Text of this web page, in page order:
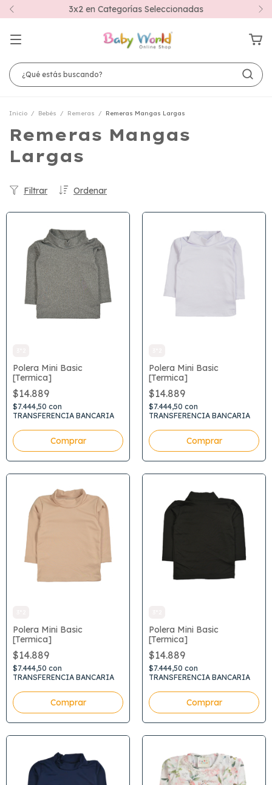
3x2 en Categorías Seleccionadas
Inicio / Bebés / Remeras / Remeras Mangas Largas
Remeras Mangas
Largas
Ordenar
Filtrar
Polera Mini Basic
[Termica]
$14.889
$7.444,50 con
TRANSFERENCIA BANCARIA
Comprar
Polera Mini Basic
[Termica]
$14.889
$7.444,50 con
TRANSFERENCIA BANCARIA
Comprar
Polera Mini Basic
[Termica]
$14.889
$7.444,50 con
TRANSFERENCIA BANCARIA
Comprar
Polera Mini Basic
[Termica]
$14.889
$7.444,50 con
TRANSFERENCIA BANCARIA
Comprar